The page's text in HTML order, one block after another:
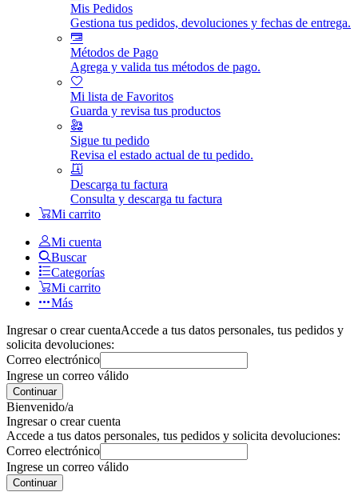
Mis Pedidos
Gestiona tus pedidos, devoluciones y fechas de entrega.
Métodos de Pago
Agrega y valida tus métodos de pago.
Mi lista de Favoritos
Guarda y revisa tus productos
Sigue tu pedido
Revisa el estado actual de tu pedido.
Descarga tu factura
Consulta y descarga tu factura
Mi carrito
Mi cuenta
Buscar
Categorías
Mi carrito
Más
Ingresar o crear cuentaAccede a tus datos personales, tus pedidos y
solicita devoluciones:
Correo electrónico
Ingrese un correo válido
Continuar
Bienvenido/a
Ingresar o crear cuenta
Accede a tus datos personales, tus pedidos y solicita devoluciones:
Correo electrónico
Ingrese un correo válido
Continuar